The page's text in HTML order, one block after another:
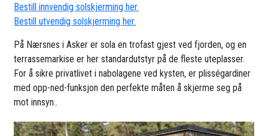
Bestill innvendig solskjerming her.
Bestill utvendig solskjerming her.
På Nærsnes i Asker er sola en trofast gjest ved fjorden, og en
terrassemarkise er her standardutstyr på de fleste uteplasser.
For å sikre privatlivet i nabolagene ved kysten, er plisségardiner
med opp-ned-funksjon den perfekte måten å skjerme seg på
mot innsyn..